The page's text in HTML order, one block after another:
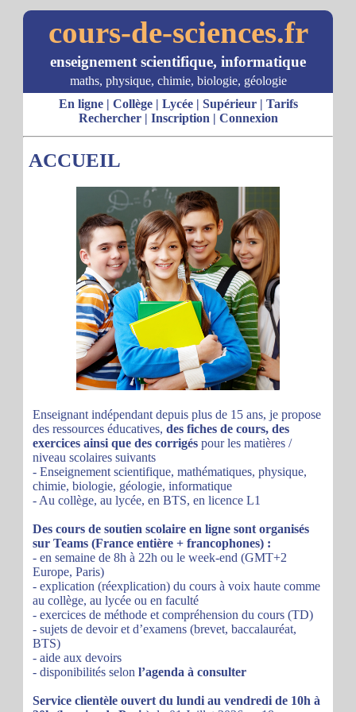
cours-de-sciences.fr
enseignement scientifique, informatique
maths, physique, chimie, biologie, géologie
En ligne| Collège| Lycée| Supérieur| Tarifs
Rechercher| Inscription | Connexion
ACCUEIL
Enseignant indépendant depuis plus de 15 ans, je propose
des ressources éducatives, des fiches de cours, des
exercices ainsi que des corrigés pour les matières /
niveau scolaires suivants
- Enseignement scientifique, mathématiques, physique,
chimie, biologie, géologie, informatique
- Au collège, au lycée, en BTS, en licence L1
Des cours de soutien scolaire en ligne sont organisés
sur Teams (France entière + francophones) :
- en semaine de 8h à 22h ou le week-end (GMT+2
Europe, Paris)
- explication (réexplication) du cours à voix haute comme
au collège, au lycée ou en faculté
- exercices de méthode et compréhension du cours (TD)
- sujets de devoir et d’examens (brevet, baccalauréat,
BTS)
- aide aux devoirs
- disponibilités selon l’agenda à consulter
Service clientèle ouvert du lundi au vendredi de 10h à